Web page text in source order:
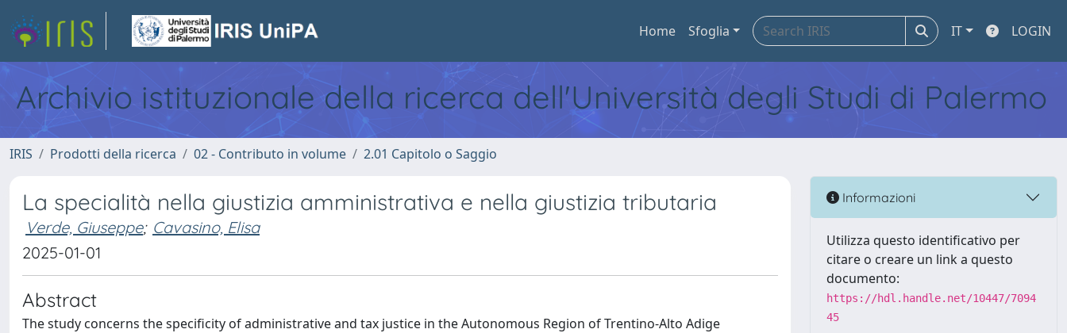
Home Sfoglia IT LOGIN
Archivio istituzionale della ricerca dell'Università degli Studi di Palermo
IRIS Prodotti della ricerca 02 - Contributo in volume 2.01 Capitolo o Saggio
La specialità nella giustizia amministrativa e nella giustizia tributaria
Verde, Giuseppe; Cavasino, Elisa
2025-01-01
Abstract
The study concerns the specificity of administrative and tax justice in the Autonomous Region of Trentino-Alto Adige
Informazioni
Utilizza questo identificativo per
citare o creare un link a questo
documento:
https://hdl.handle.net/10447/7094
45